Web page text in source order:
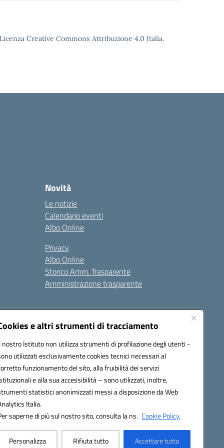
e altri strumenti di tracciamento
nostro Istituto non utilizza strumenti di profilazione degli utenti -
utilizzati esclusivamente cookies tecnici necessari al
funzionamento del sito, alla fruibilità dei servizi
e alla sua accessibilità – sono utilizzati, inoltre,
statistici anonimizzati messi a disposizione da Web
Italia.
saperne di più sul nostro sito, consulta la ns. Cookie Policy.
Personalizza Rifiuta tutto Accettare tutto
Creative Commons Attribuzione 4.0 Italia.
Novità
Le notizie
Calendario eventi
Albo Online
Privacy
Albo Online
Storico Amm. Trasparente
Amministrazione trasparente